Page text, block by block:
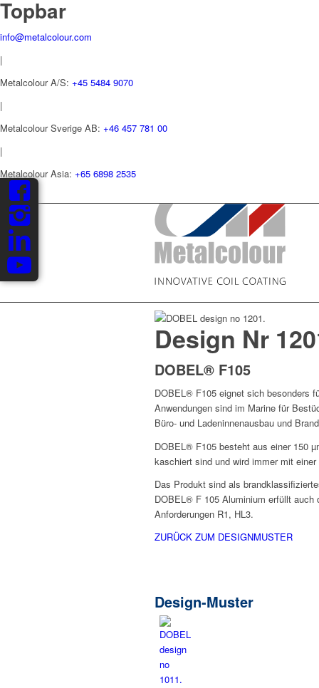
Topbar
info@metalcolour.com
|
Metalcolour A/S: +45 5484 9070
|
Metalcolour Sverige AB: +46 457 781 00
|
Metalcolour Asia: +65 6898 2535
Design Nr
DOBEL® F105
DOBEL® F105 eignet sich besonders
Anwendungen sind im Marine für
Büro- und Ladeninnenausbau und
DOBEL® F105 besteht aus einer 150
kaschiert sind und wird immer mit
Das Produkt sind als
DOBEL® F 105 Aluminium erfüllt auch
Anforderungen R1, HL3.
ZURÜCK ZUM DESIGNMUSTER
Design-Muster